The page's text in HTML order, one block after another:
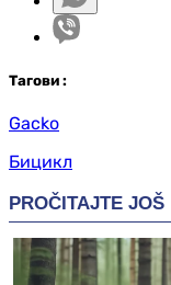
Тагови :
Gacko
Бицикл